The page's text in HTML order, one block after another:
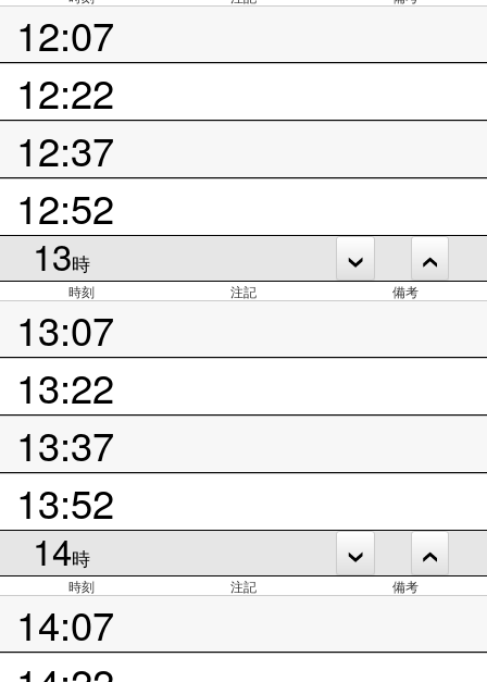
12:07
12:22
12:37
12:52
13時
時刻 注記 備考
13:07
13:22
13:37
13:52
14時
時刻 注記 備考
14:07